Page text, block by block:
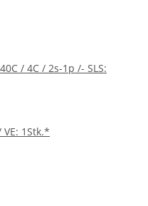
/ 4C / 2s-1p /- SLS: